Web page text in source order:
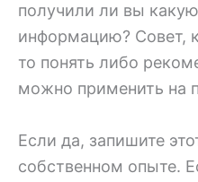
получили ли вы
информацию? Совет,
то понять либо
можно применить на
Если да, запишите
собственном опыте.